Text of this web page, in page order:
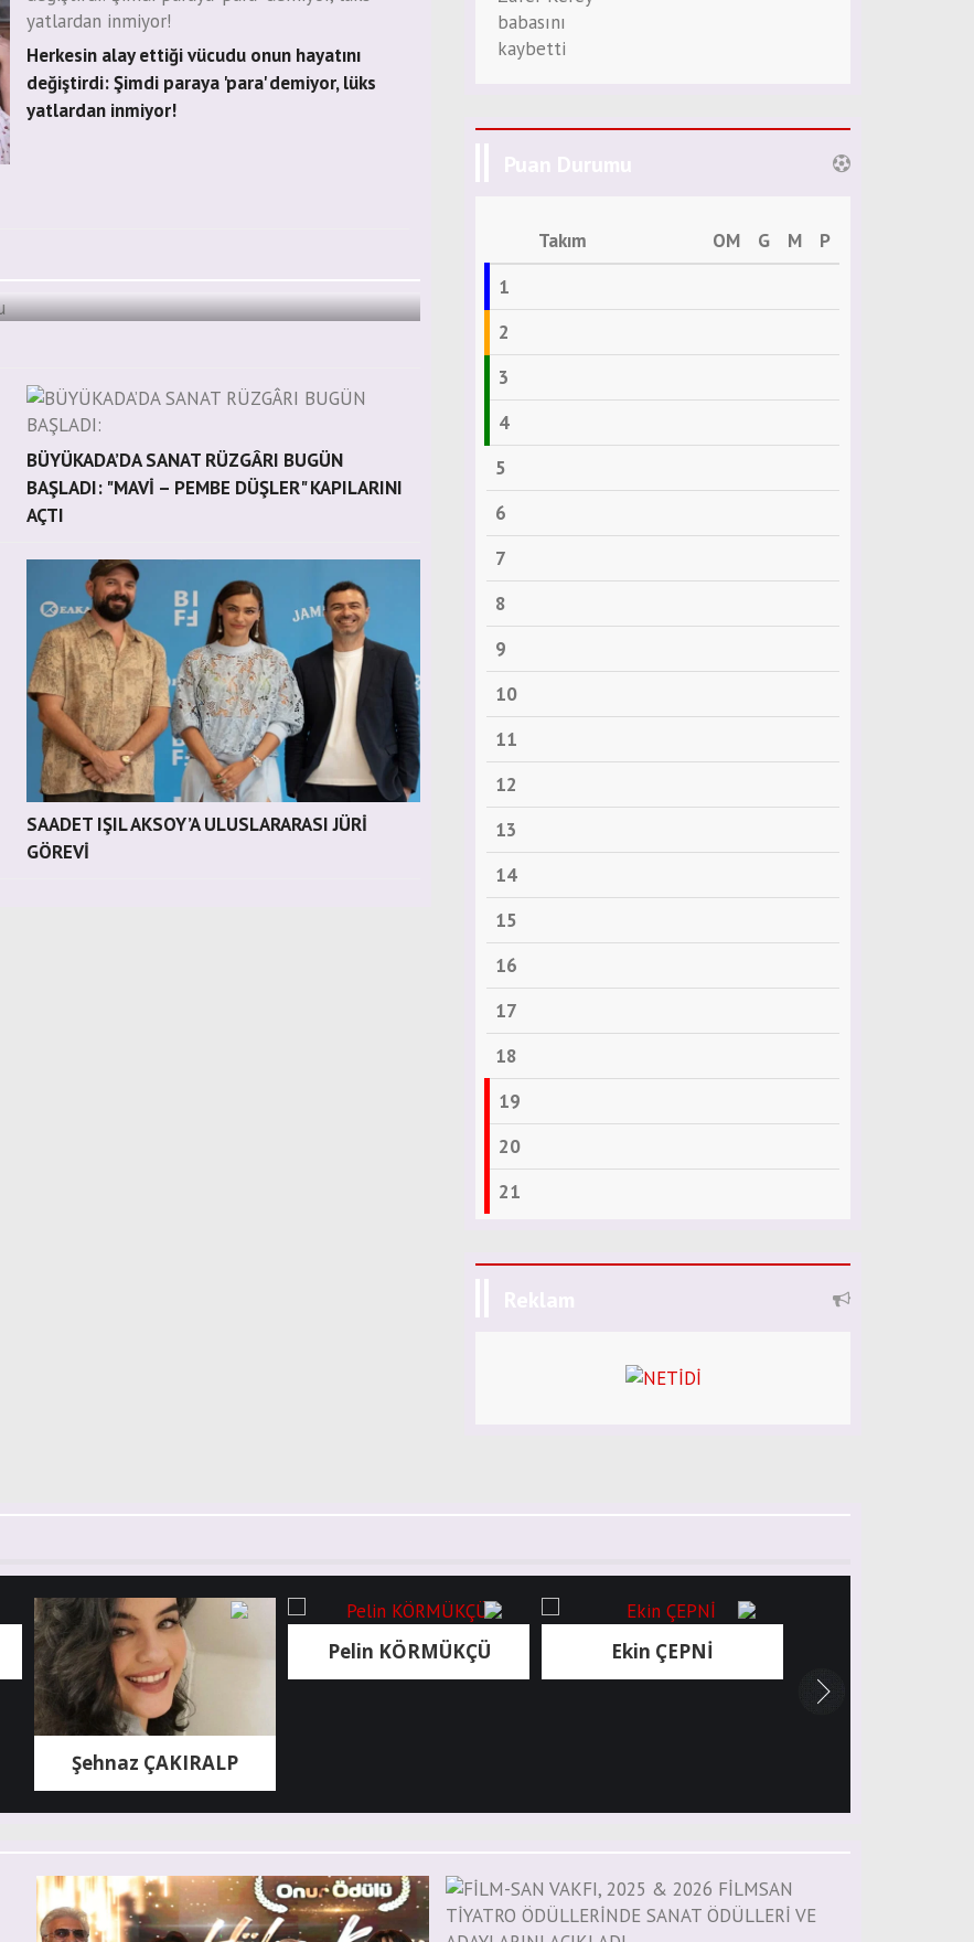
Herkesin alay ettiği vücudu onun hayatını
değiştirdi: Şimdi paraya 'para' demiyor, lüks
yatlardan inmiyor!
BÜYÜKADA’DA SANAT RÜZGÂRI BUGÜN
BAŞLADI: "MAVİ – PEMBE DÜŞLER" KAPILARINI
AÇTI
SAADET IŞIL AKSOY’A ULUSLARARASI JÜRİ
GÖREVİ
Puan Durumu
Takım OM G M
P
1
2
3
4
5
6
7
8
9
10
11
12
13
14
15
16
17
18
19
20
21
Reklam
Şehnaz ÇAKIRALP
Pelin KÖRMÜKÇÜ Ekin ÇEPNİ